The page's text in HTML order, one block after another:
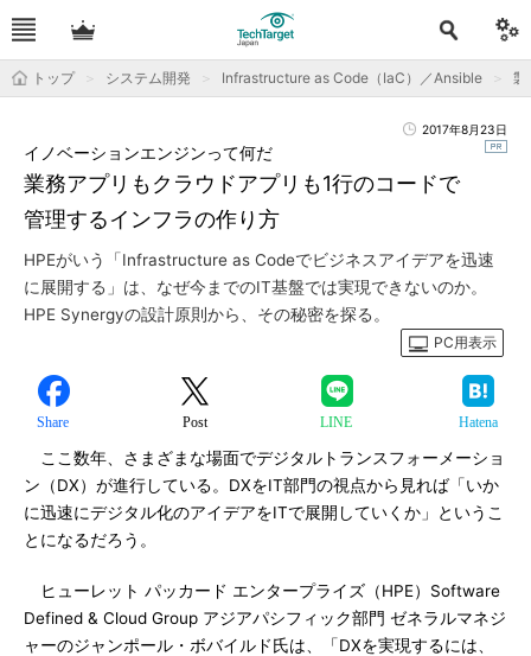
トップ システム開発 Infrastructure as Code（IaC）／Ansible 製
2017年8月23日
業務アプリもクラウドアプリも1行のコードで
管理するインフラの作り方
イノベーションエンジンって何だ
HPEがいう「Infrastructure as Codeでビジネスアイデアを迅速
に展開する」は、なぜ今までのIT基盤では実現できないのか。
HPE Synergyの設計原則から、その秘密を探る。
PC用表示
Share Post LINE Hatena
ここ数年、さまざまな場面でデジタルトランスフォーメーショ
ン（DX）が進行している。DXをIT部門の視点から見れば「いか
に迅速にデジタル化のアイデアをITで展開していくか」というこ
とになるだろう。
ヒューレット パッカード エンタープライズ（HPE）Software
Defined & Cloud Group アジアパシフィック部門 ゼネラルマネジ
ャーのジャンポール・ボバイルド氏は、「DXを実現するには、